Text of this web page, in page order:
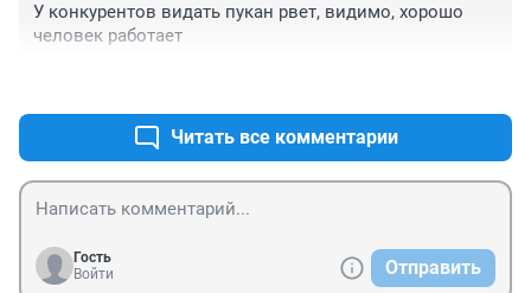
У конкурентов видать пукан рвет, видимо, хорошо
человек работает
Читать все комментарии
Гость
Войти
Отправить